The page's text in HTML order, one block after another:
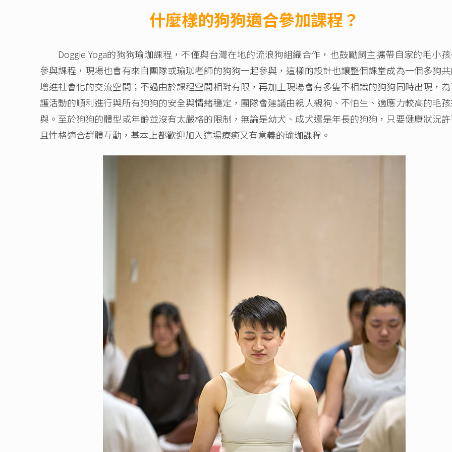
什麼樣的狗狗適合參加課程？
Doggie Yoga的狗狗瑜珈課程，不僅與台灣在地的流浪狗組織合作，也鼓勵飼主攜帶自家的毛小孩
參與課程，現場也會有來自團隊或瑜珈老師的狗狗一起參與，這樣的設計也讓整個課堂成為一個多狗共
增進社會化的交流空間；不過由於課程空間相對有限，再加上現場會有多隻不相識的狗狗同時出現，
護活動的順利進行與所有狗狗的安全與情緒穩定，團隊會建議由親人親狗、不怕生、適應力較高的毛
與。至於狗狗的體型或年齡並沒有太嚴格的限制，無論是幼犬、成犬還是年長的狗狗，只要健康狀況許
且性格適合群體互動，基本上都歡迎加入這場療癒又有意義的瑜珈課程。